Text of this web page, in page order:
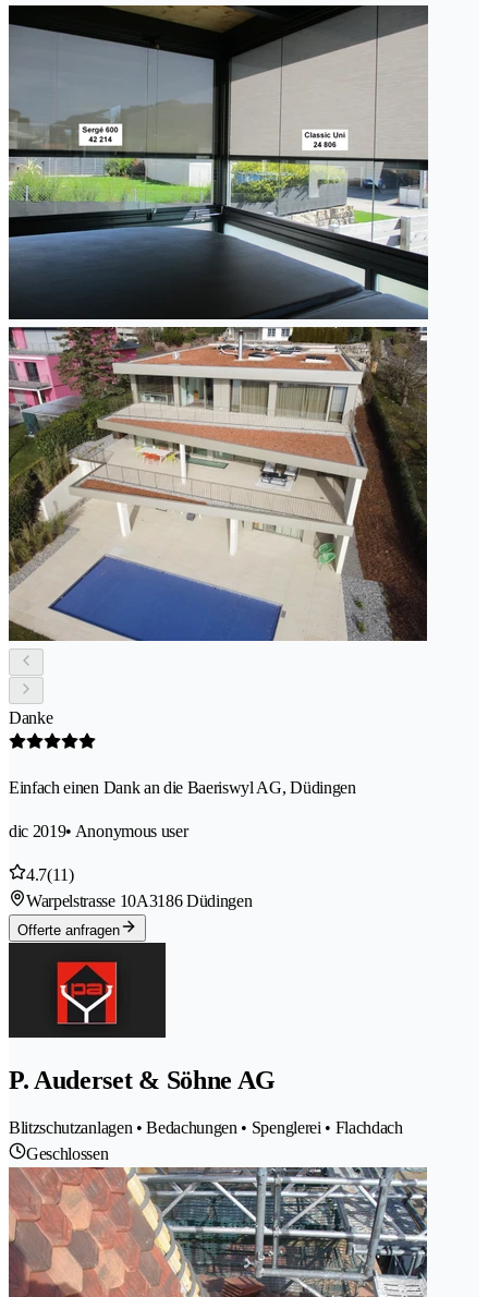
Danke
Einfach einen Dank an die Baeriswyl AG, Düdingen
dic 2019• Anonymous user
4.7(11)
Warpelstrasse 10A3186 Düdingen
Offerte anfragen
P. Auderset & Söhne AG
Blitzschutzanlagen • Bedachungen • Spenglerei • Flachdach
Geschlossen